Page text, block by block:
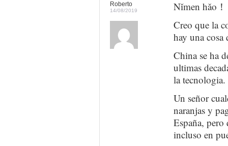
Roberto
14/08/2019
Nǐmen hǎo！
Creo que la
hay una cosa
China se ha
ultimas
la tecnologia.
Un señor
naranjas y
España,
incluso en